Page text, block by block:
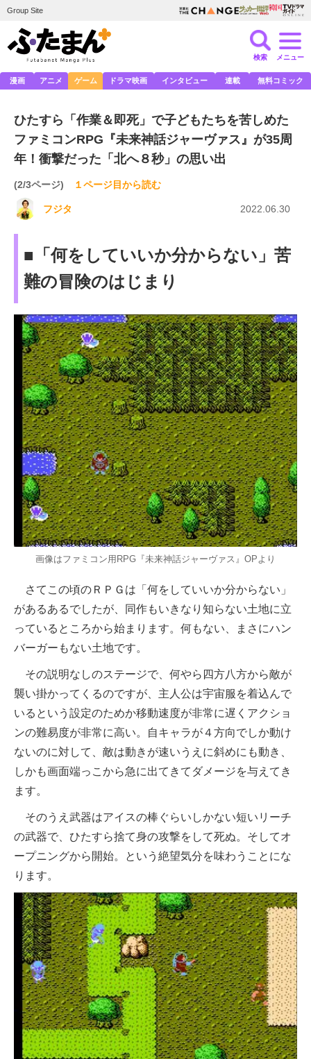
Group Site
検索 メニュー
漫画 アニメ ゲーム ドラマ映画 インタビュー 連載 無料コミック
ひたすら「作業＆即死」で子どもたちを苦しめた
ファミコンRPG『未来神話ジャーヴァス』が35周
年！衝撃だった「北へ８秒」の思い出
(2/3ページ) １ページ目から読む
フジタ 2022.06.30
■「何をしていいか分からない」苦
難の冒険のはじまり
画像はファミコン用RPG『未来神話ジャーヴァス』OPより
さてこの頃のＲＰＧは「何をしていいか分からない」
があるあるでしたが、同作もいきなり知らない土地に立
っているところから始まります。何もない、まさにハン
バーガーもない土地です。
その説明なしのステージで、何やら四方八方から敵が
襲い掛かってくるのですが、主人公は宇宙服を着込んで
いるという設定のためか移動速度が非常に遅くアクショ
ンの難易度が非常に高い。自キャラが４方向でしか動け
ないのに対して、敵は動きが速いうえに斜めにも動き、
しかも画面端っこから急に出てきてダメージを与えてき
ます。
そのうえ武器はアイスの棒ぐらいしかない短いリーチ
の武器で、ひたすら捨て身の攻撃をして死ぬ。そしてオ
ープニングから開始。という絶望気分を味わうことにな
ります。